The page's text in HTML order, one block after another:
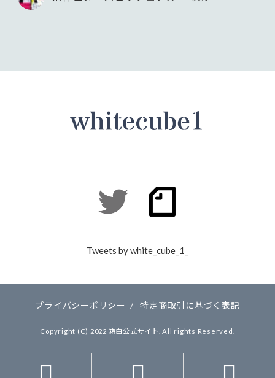
Tweets by white_cube_1_
プライバシーポリシー / 特定商取引に基づく表記
Copyright (C) 2022 箱白公式サイト. All rights Reserved.